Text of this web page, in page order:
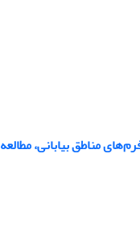
مناطق بیابانی،